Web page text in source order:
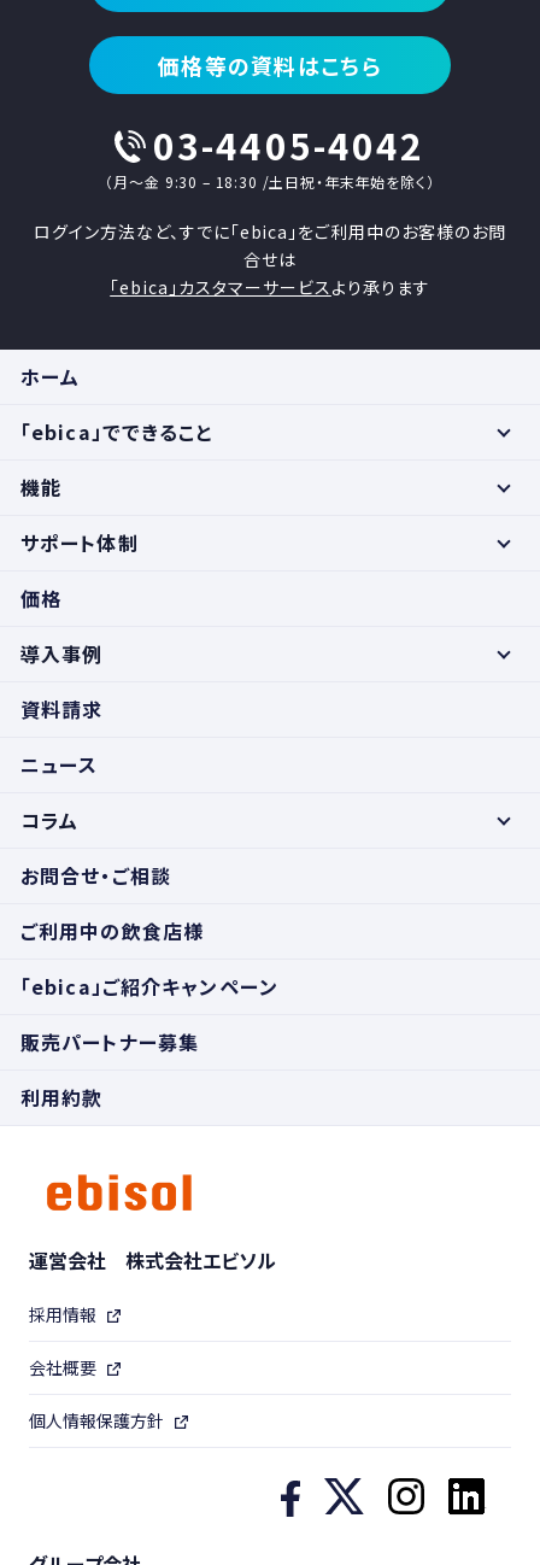
価格等の資料はこちら
03-4405-4042
（月〜金 9:30 – 18:30 /土日祝・年末年始を除く）
ログイン方法など、すでに「ebica」をご利用中のお客様のお問
合せは
「ebica」カスタマーサービス より承ります
ホーム
「ebica」でできること
機能
サポート体制
価格
導入事例
資料請求
ニュース
コラム
お問合せ・ご相談
ご利用中の飲食店様
「ebica」ご紹介キャンペーン
販売パートナー募集
利用約款
運営会社 株式会社エビソル
採用情報
会社概要
個人情報保護方針